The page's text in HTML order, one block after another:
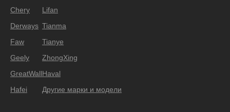
Chery
Derways
Faw
Geely
GreatWall
Hafei
Lifan
Tianma
Tianye
ZhongXing
Haval
Другие марки и модели